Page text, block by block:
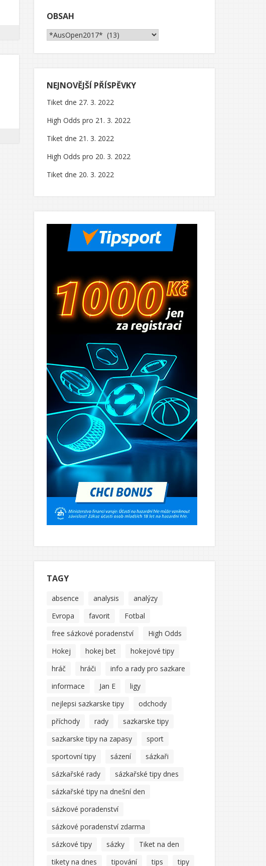
OBSAH
Obsah
NEJNOVĚJŠÍ PŘÍSPĚVKY
Tiket dne 27. 3. 2022
High Odds pro 21. 3. 2022
Tiket dne 21. 3. 2022
High Odds pro 20. 3. 2022
Tiket dne 20. 3. 2022
TAGY
absence analysis
analýzy
Evropa
favorit
Fotbal
free sázkové poradenství
High Odds
Hokej
hokej bet
hokejové tipy
hráč
hráči
info a rady pro sazkare
informace
Jan E
ligy
nejlepsi sazkarske tipy
odchody
příchody
rady
sazkarske tipy
sazkarske tipy na zapasy
sport
sportovní tipy
sázení
sázkaři
sázkařské rady
sázkařské tipy dnes
sázkařské tipy na dnešní den
sázkové poradenství
sázkové poradenství zdarma
sázkové tipy
sázky
Tiket na den
tikety na dnes
tipování tips tipy